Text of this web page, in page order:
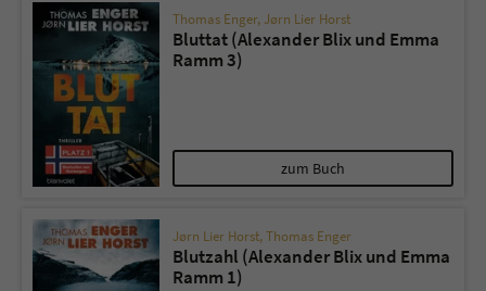
Thomas Enger, Jørn Lier Horst
Bluttat (Alexander Blix und Emma
Ramm 3)
zum Buch
Jørn Lier Horst,Thomas Enger
Blutzahl (Alexander Blix und Emma
Ramm 1)